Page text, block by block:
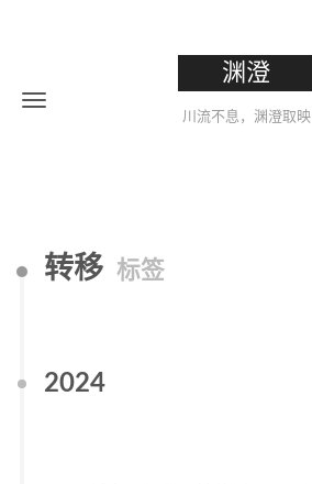
渊澄
川流不息，渊澄取映
转移 标签
2024